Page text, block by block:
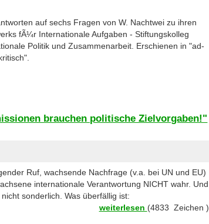
auf sechs Fragen von W. Nachtwei zu ihren
fÃ¼r Internationale Aufgaben - Stiftungskolleg
Politik und Zusammenarbeit. Erschienen in "ad-
brauchen politische Zielvorgaben!"
Ruf, wachsende Nachfrage (v.a. bei UN und EU)
internationale Verantwortung NICHT wahr. Und
sonderlich. Was überfällig ist:
weiterlesen (4833 Zeichen )